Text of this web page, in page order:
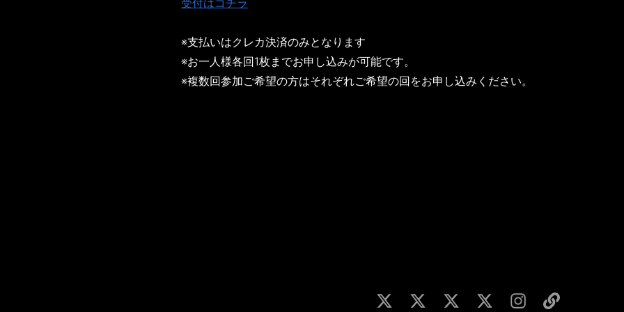
受付はコチラ
※支払いはクレカ決済のみとなります
※お一人様各回1枚までお申し込みが可能です。
※複数回参加ご希望の方はそれぞれご希望の回をお申し込みください。